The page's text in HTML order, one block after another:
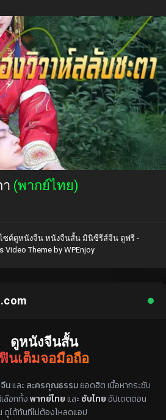
(พากย์ไทย)
ซต์ดูหนังจีน หนังจีนสั้น มินิซีรีส์จีน ดูฟรี -
Video Themeby WPEnjoy
.com
ดูหนังจีนสั้น
ฟินเต็มจอมือถือ
พากย์ไทย ซับไทย
นและ ละครคุณธรรมยอดฮิต เนื้อหากระชับ
ลือกทั้งพากย์ไทยและ ซับไทยอัปเดตตอน
ดูได้ทันทีไม่ต้องโหลดแอป